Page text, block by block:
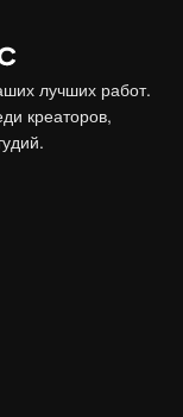
лучших работ.
креаторов,